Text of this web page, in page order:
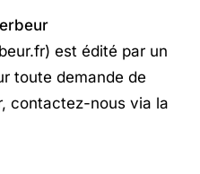
est édité par un
toute demande de
contactez-nous via la